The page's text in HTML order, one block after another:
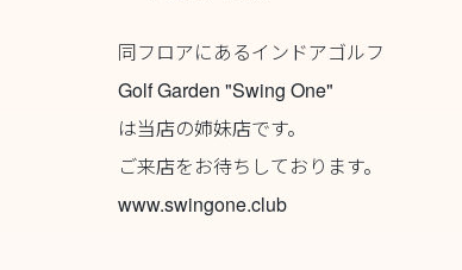
同フロアにあるインドアゴルフ
Golf Garden "Swing One"
は当店の姉妹店です。
ご来店をお待ちしております。
www.swingone.club